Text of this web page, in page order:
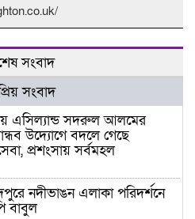
সংবাদ
সংবাদ
এসিল্যান্ড সদরুল আলমের
উদ্যোগে বদলে গেছে
প্রশংসায় সর্বমহল
নদীভাঙন এলাকা পরিদর্শনে
বাবুল